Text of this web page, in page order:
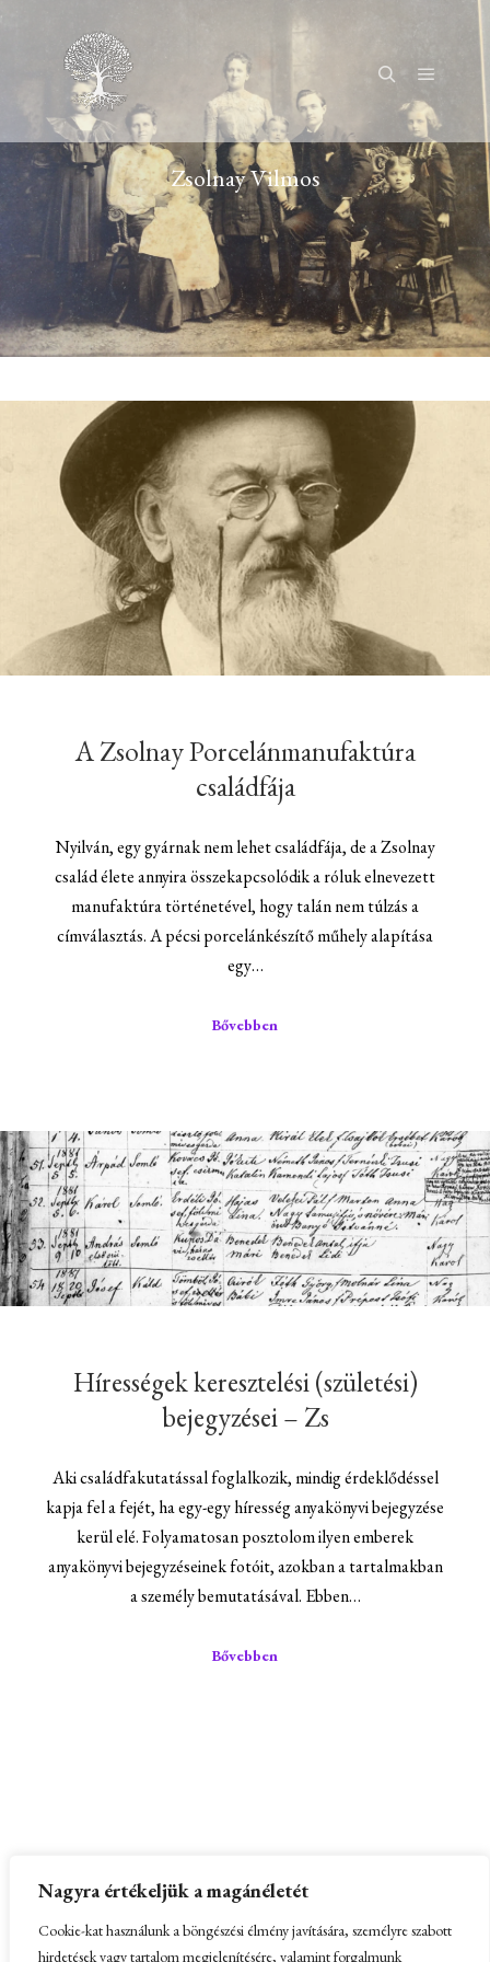
Nagyra értékeljük a magánéletét
Cookie-kat használunk a böngészési élmény javítására, személyre szabott
hirdetések vagy tartalom megjelenítésére, valamint forgalmunk
KeresésFőmenü
Zsolnay Vilmos
A Zsolnay Porcelánmanufaktúra
családfája
Nyilván, egy gyárnak nem lehet családfája, de a Zsolnay
család élete annyira összekapcsolódik a róluk elnevezett
manufaktúra történetével, hogy talán nem túlzás a
címválasztás. A pécsi porcelánkészítő műhely alapítása
egy…
Bővebben
Hírességek keresztelési (születési)
bejegyzései – Zs
Aki családfakutatással foglalkozik, mindig érdeklődéssel
kapja fel a fejét, ha egy-egy híresség anyakönyvi bejegyzése
kerül elé. Folyamatosan posztolom ilyen emberek
anyakönyvi bejegyzéseinek fotóit, azokban a tartalmakban
a személy bemutatásával. Ebben…
Bővebben
Partnerek:Kissomlyó és a Kis-Somlyó hegy